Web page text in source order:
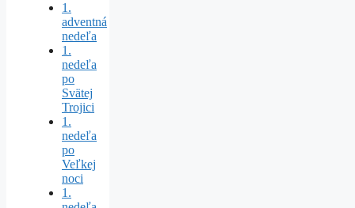
1.
adventná
nedeľa
1.
nedeľa
po
Svätej
Trojici
1.
nedeľa
po
Veľkej
noci
1.